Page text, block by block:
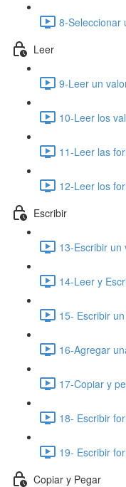
8-Seleccionar
Leer
9-Leer un
10-Leer los
11-Leer las
12-Leer los
Escribir
13-Escribir un
14-Leer y
15- Escribir
16-Agregar
17-Copiar y
18- Escribir
19- Escribir
Copiar y Pegar